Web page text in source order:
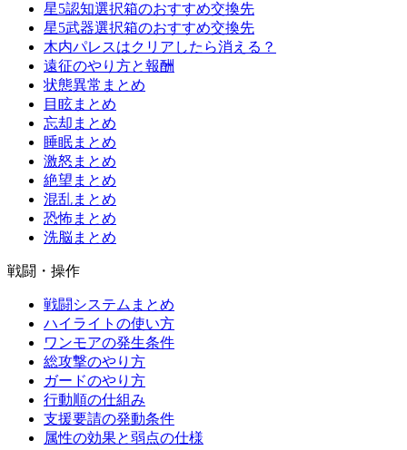
星5認知選択箱のおすすめ交換先
星5武器選択箱のおすすめ交換先
木内パレスはクリアしたら消える？
遠征のやり方と報酬
状態異常まとめ
目眩まとめ
忘却まとめ
睡眠まとめ
激怒まとめ
絶望まとめ
混乱まとめ
恐怖まとめ
洗脳まとめ
戦闘・操作
戦闘システムまとめ
ハイライトの使い方
ワンモアの発生条件
総攻撃のやり方
ガードのやり方
行動順の仕組み
支援要請の発動条件
属性の効果と弱点の仕様